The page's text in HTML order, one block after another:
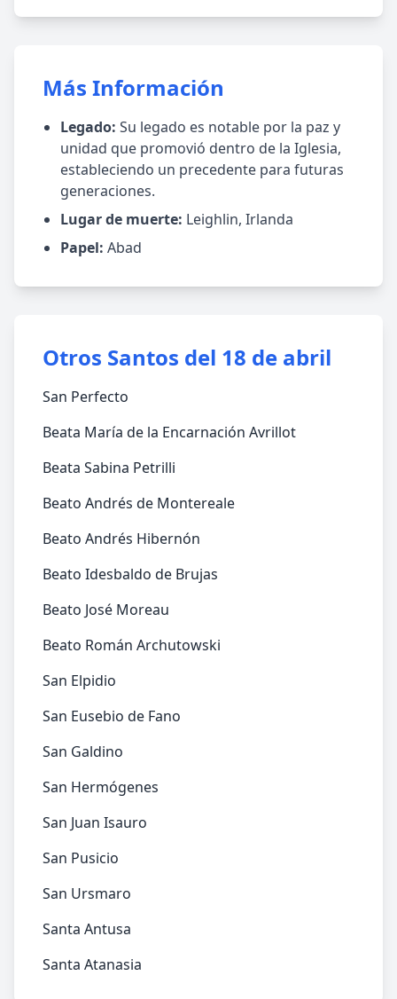
Más Información
Legado: Su legado es notable por la paz y
unidad que promovió dentro de la Iglesia,
estableciendo un precedente para futuras
generaciones.
Lugar de muerte: Leighlin, Irlanda
Papel: Abad
Otros Santos del 18 de abril
San Perfecto
Beata María de la Encarnación Avrillot
Beata Sabina Petrilli
Beato Andrés de Montereale
Beato Andrés Hibernón
Beato Idesbaldo de Brujas
Beato José Moreau
Beato Román Archutowski
San Elpidio
San Eusebio de Fano
San Galdino
San Hermógenes
San Juan Isauro
San Pusicio
San Ursmaro
Santa Antusa
Santa Atanasia